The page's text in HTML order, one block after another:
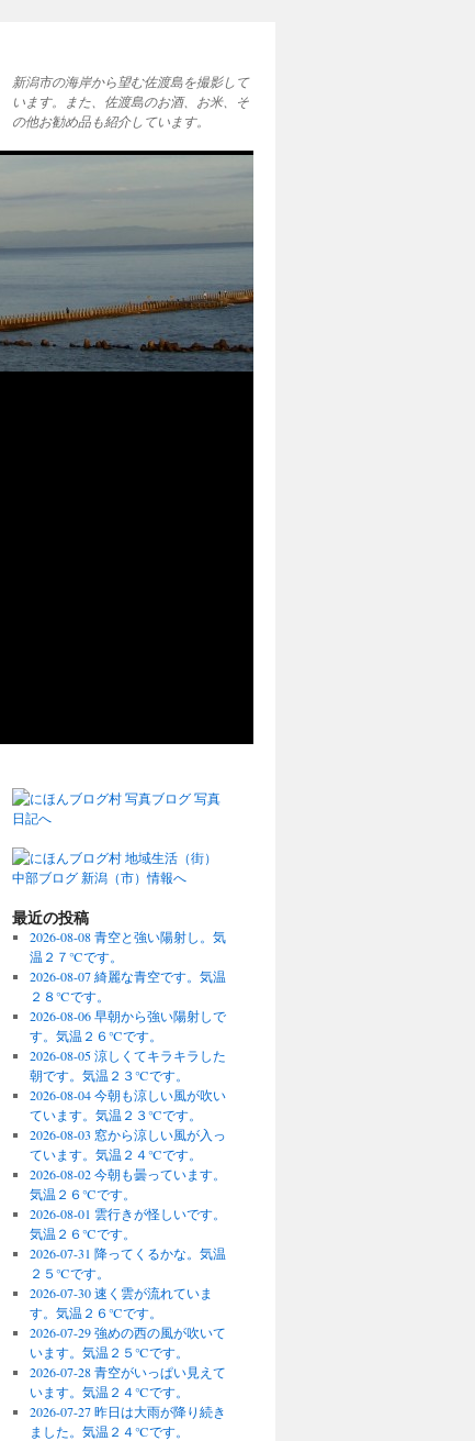
新潟市の海岸から望む佐渡島を撮影して
います。また、佐渡島のお酒、お米、そ
の他お勧め品も紹介しています。
最近の投稿
2026-08-08 青空と強い陽射し。気
温２７℃です。
2026-08-07 綺麗な青空です。気温
２８℃です。
2026-08-06 早朝から強い陽射しで
す。気温２６℃です。
2026-08-05 涼しくてキラキラした
朝です。気温２３℃です。
2026-08-04 今朝も涼しい風が吹い
ています。気温２３℃です。
2026-08-03 窓から涼しい風が入っ
ています。気温２４℃です。
2026-08-02 今朝も曇っています。
気温２６℃です。
2026-08-01 雲行きが怪しいです。
気温２６℃です。
2026-07-31 降ってくるかな。気温
２５℃です。
2026-07-30 速く雲が流れていま
す。気温２６℃です。
2026-07-29 強めの西の風が吹いて
います。気温２５℃です。
2026-07-28 青空がいっぱい見えて
います。気温２４℃です。
2026-07-27 昨日は大雨が降り続き
ました。気温２４℃です。